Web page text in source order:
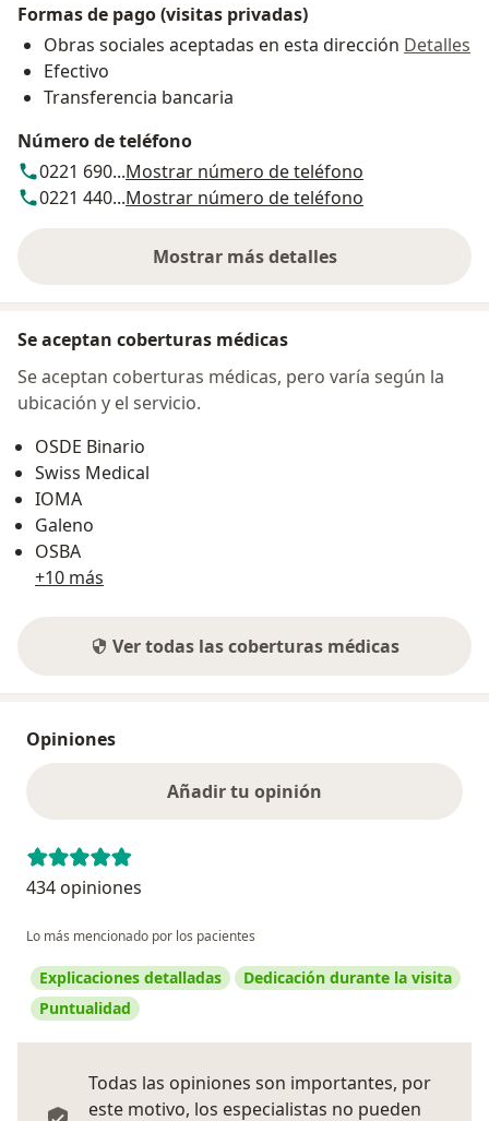
Formas de pago (visitas privadas)
Obras sociales aceptadas en esta dirección Detalles
Efectivo
Transferencia bancaria
Número de teléfono
0221 690...Mostrar número de teléfono
0221 440...Mostrar número de teléfono
Mostrar más detalles
sobre la dirección
Se aceptan coberturas médicas
Se aceptan coberturas médicas, pero varía según la
ubicación y el servicio.
OSDE Binario
Swiss Medical
IOMA
Galeno
OSBA
+10 más
Ver todas las coberturas médicas
Opiniones
Añadir tu opinión
434 opiniones
Lo más mencionado por los pacientes
Explicaciones detalladas
Dedicación durante la visita
Puntualidad
Todas las opiniones son importantes, por
este motivo, los especialistas no pueden